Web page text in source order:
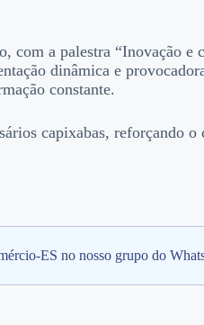
a palestra “Inovação
dinâmica e
constante.
capixabas, reforçando
ES no nosso grupo do